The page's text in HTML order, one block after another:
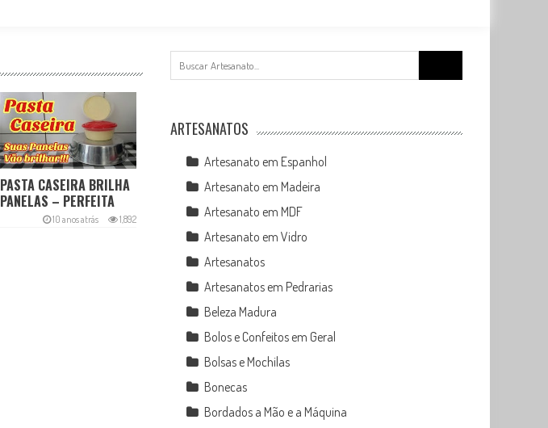
PASTA CASEIRA BRILHA
PANELAS – PERFEITA
10 anos atrás 1,892
for:
ARTESANATOS
Artesanato em Espanhol
Artesanato em Madeira
Artesanato em MDF
Artesanato em Vidro
Artesanatos
Artesanatos em Pedrarias
Beleza Madura
Bolos e Confeitos em Geral
Bolsas e Mochilas
Bonecas
Bordados a Mão e a Máquina